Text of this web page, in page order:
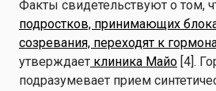
Факты свидетельствуют о том,
подростков, принимающих
созревания, переходят к
утверждает клиника Майо [4].
подразумевает прием